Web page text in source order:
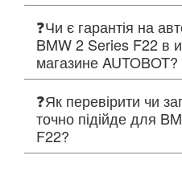
❓Чи є гарантія на
BMW 2 Series F22 в
магазине AUTOBOT?
❓Як перевірити чи
точно підійде для
F22?